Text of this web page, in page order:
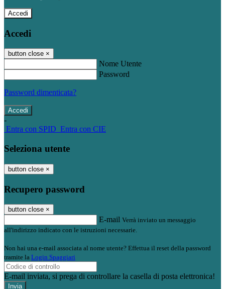
Accedi
Accedi
button close ×
Nome Utente
Password
Password dimenticata?
-
Entra con SPID Entra con CIE
Seleziona utente
button close ×
Recupero password
button close ×
E-mail Verrà inviato un messaggio
all'indirizzo indicato con le istruzioni necessarie.
Non hai una e-mail associata al nome utente? Effettua il reset della password
tramite la Login Spaggiari
E-mail inviata, si prega di controllare la casella di posta elettronica!